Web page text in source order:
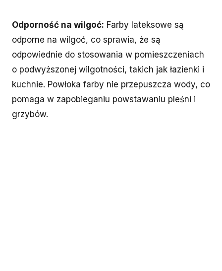
Odporność na wilgoć: Farby lateksowe są
odporne na wilgoć, co sprawia, że są
odpowiednie do stosowania w pomieszczeniach
o podwyższonej wilgotności, takich jak łazienki i
kuchnie. Powłoka farby nie przepuszcza wody, co
pomaga w zapobieganiu powstawaniu pleśni i
grzybów.